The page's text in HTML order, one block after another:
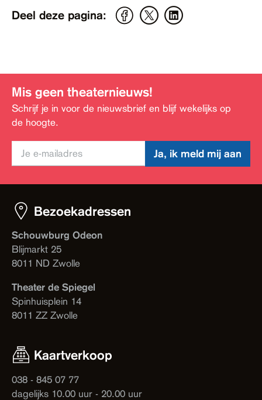
Deel deze pagina:
Mis geen theaternieuws!
Schrijf je in voor de nieuwsbrief en blijf wekelijks op
de hoogte.
Ja, ik meld mij aan
Bezoekadressen
Schouwburg Odeon
Blijmarkt 25
8011 ND Zwolle
Theater de Spiegel
Spinhuisplein 14
8011 ZZ Zwolle
Kaartverkoop
038 - 845 07 77
dagelijks 10.00 uur - 20.00 uur